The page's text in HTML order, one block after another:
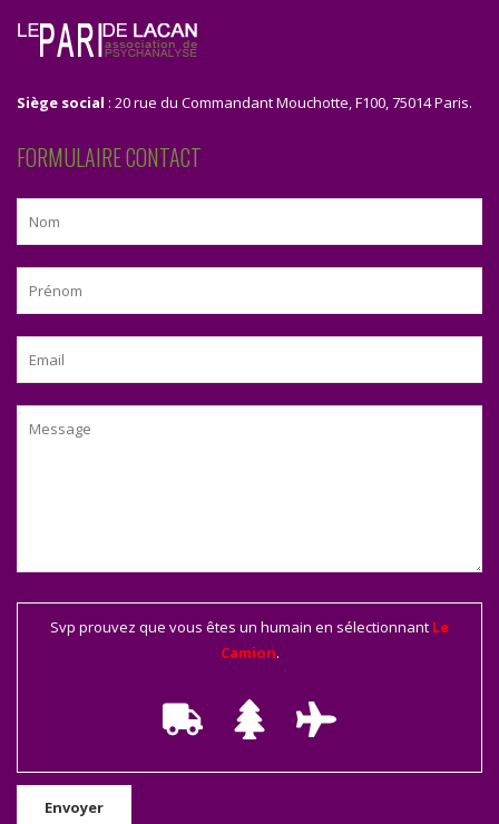
Siège social : 20 rue du Commandant Mouchotte, F100, 75014 Paris.
FORMULAIRE CONTACT
Svp prouvez que vous êtes un humain en sélectionnant Le
Camion.